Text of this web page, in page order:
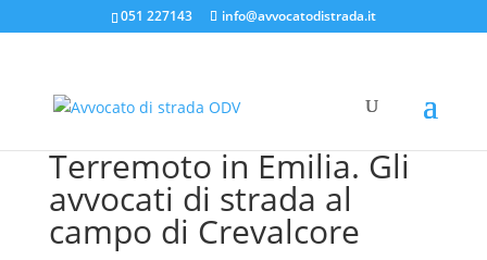
051 227143 info@avvocatodistrada.it
Terremoto in Emilia. Gli
avvocati di strada al
campo di Crevalcore